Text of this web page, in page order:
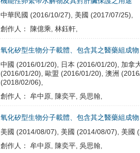
中華民國 (2016/10/27), 美國 (2017/07/25),
創作人： 陳億乘, 林鈺軒,
氧化矽型生物分子載體、包含其之醫藥組成
中國 (2016/01/20), 日本 (2016/01/20), 加拿
(2016/01/20), 歐盟 (2016/01/20), 澳洲
(2018/02/06),
創作人： 牟中原, 陳奕平, 吳思翰,
氧化矽型生物分子載體、包含其之醫藥組成
美國 (2014/08/07), 美國 (2014/08/07), 美國
創作人： 牟中原, 陳奕平, 吳思翰,